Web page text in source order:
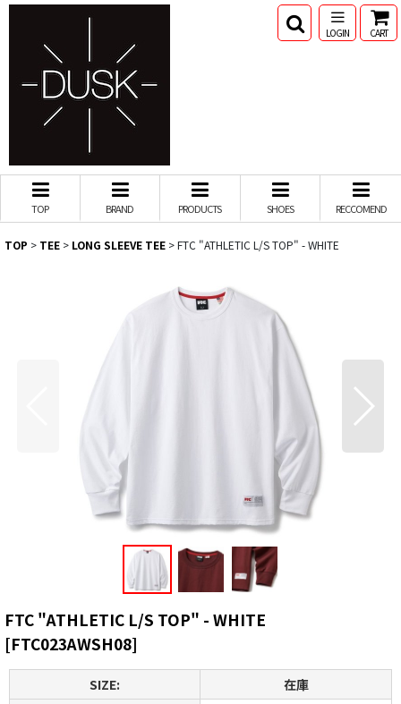
LOGIN CART
TOP BRAND PRODUCTS SHOES RECCOMEND
TOP > TEE > LONG SLEEVE TEE >FTC "ATHLETIC L/S TOP" - WHITE
FTC "ATHLETIC L/S TOP" - WHITE
[FTC023AWSH08]
SIZE:
在庫